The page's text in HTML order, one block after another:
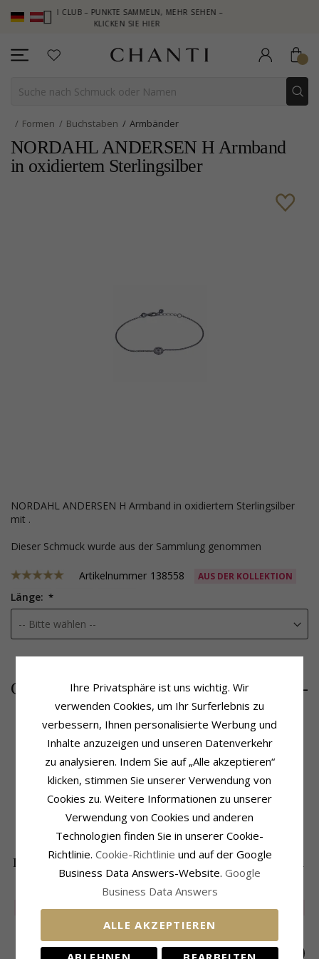
CLUB – PUNKTE SAMMELN, MEHR SEHEN –
KLICKEN SIE HIER
Formen Buchstaben Armbänder
NORDAHL ANDERSEN H Armband
in oxidiertem Sterlingsilber
NORDAHL ANDERSEN H Armband in oxidiertem Sterlingsilber
mit .
Dieser Schmuck wurde aus der Sammlung genommen
Artikelnummer 138558 AUS DER KOLLEKTION
Länge:
CHANTI Preis 29,-
Marke:NORDAHL ANDERSEN
H
Armband
Oxidiertem Sterlingsilber
Durchmesser: 8,0 mm
Lieferzeit: 4-5 Werktage
DIE BELIEBTESTEN PRODUKTE IN DER
KATEGORIE
65% SALE 40% SALE
Ihre Privatsphäre ist uns wichtig. Wir
verwenden Cookies, um Ihr Surferlebnis zu
verbessern, Ihnen personalisierte Werbung und
Inhalte anzuzeigen und unseren Datenverkehr
zu analysieren. Indem Sie auf „Alle akzeptieren“
klicken, stimmen Sie unserer Verwendung von
Cookies zu. Weitere Informationen zu unserer
Verwendung von Cookies und anderen
Technologien finden Sie in unserer Cookie-
Richtlinie. Cookie-Richtlinie und auf der Google
Business Data Answers-Website. Google
Business Data Answers
ALLE AKZEPTIEREN